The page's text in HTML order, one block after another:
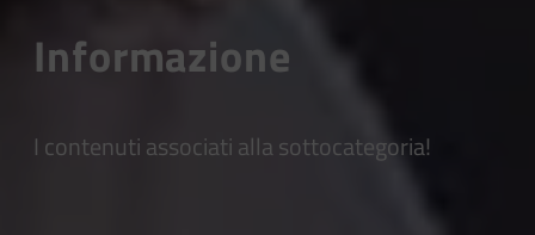
Informazione
I contenuti associati alla sottocategoria!